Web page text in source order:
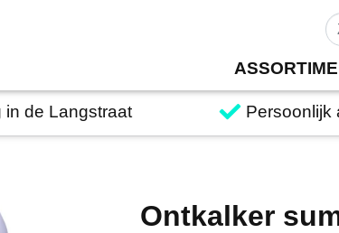
in de Langstraat Persoonlijk
Ontkalker